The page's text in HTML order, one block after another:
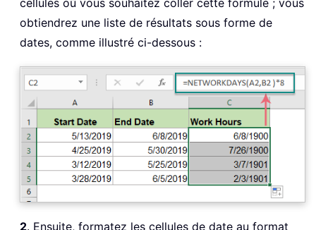
obtiendrez une liste de résultats sous forme de
dates, comme illustré ci-dessous :
2. Ensuite, formatez les cellules de date au format